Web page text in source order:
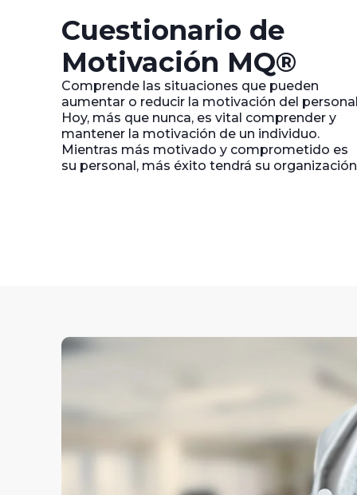
Cuestionario de
Motivación MQ®
Comprende las situaciones que pueden
aumentar o reducir la motivación del
Hoy, más que nunca, es vital comprender y
mantener la motivación de un individuo.
Mientras más motivado y comprometido es
su personal, más éxito tendrá su